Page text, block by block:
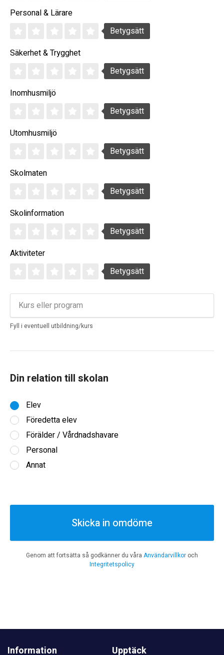
Personal & Lärare
Betygsätt
Säkerhet & Trygghet
Betygsätt
Inomhusmiljö
Betygsätt
Utomhusmiljö
Betygsätt
Skolmaten
Betygsätt
Skolinformation
Betygsätt
Aktiviteter
Betygsätt
Fyll i eventuell utbildning/kurs
Din relation till skolan
Elev
Föredetta elev
Förälder / Vårdnadshavare
Personal
Annat
Skicka in omdöme
Genom att fortsätta så godkänner du våra Användarvillkor och
Integritetspolicy
Information Upptäck